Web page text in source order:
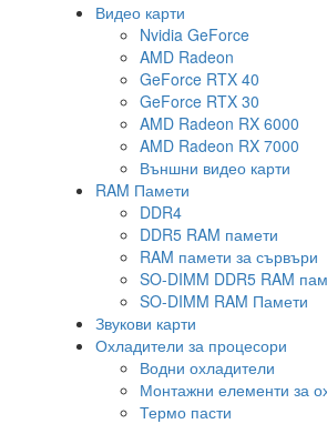
Видео карти
Nvidia GeForce
AMD Radeon
GeForce RTX 40
GeForce RTX 30
AMD Radeon RX 6000
AMD Radeon RX 7000
Външни видео карти
RAM Памети
DDR4
DDR5 RAM памети
RAM памети за сървъри
SO-DIMM DDR5 RAM
SO-DIMM RAM Памети
Звукови карти
Охладители за процесори
Водни охладители
Монтажни елементи за
Термо пасти